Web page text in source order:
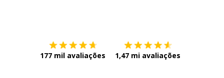
177 mil avaliações 1,47 mi avaliações